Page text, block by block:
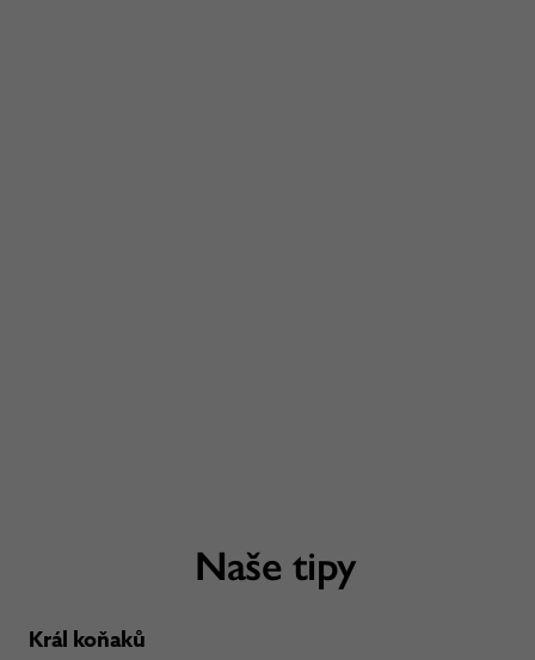
Naše tipy
Král koňaků